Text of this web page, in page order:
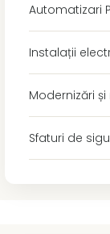
Automatizari
Instalații
Modernizări
Sfaturi de